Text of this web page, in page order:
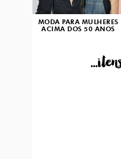
MODA PARA MULHERES
ACIMA DOS 50 ANOS